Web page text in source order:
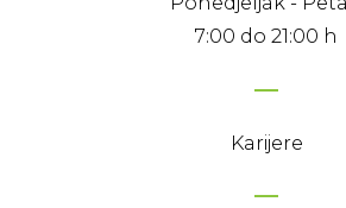
7:00 do 21:00 h
Karijere